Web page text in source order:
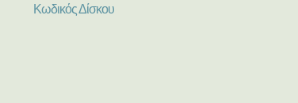
Κωδικός Δίσκου